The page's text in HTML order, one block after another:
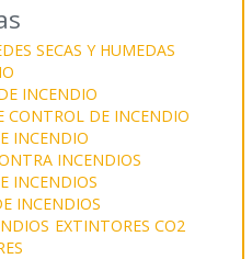
SECAS Y HUMEDAS
INCENDIO
CONTROL DE INCENDIO
INCENDIO
INCENDIOS
INCENDIOS
INCENDIOS
EXTINTORES CO2